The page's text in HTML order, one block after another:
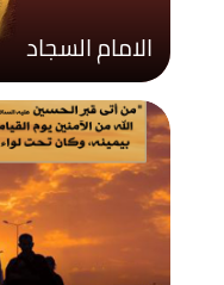
الامام السجاد